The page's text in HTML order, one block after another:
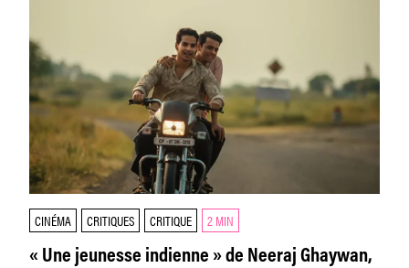
CINÉMA CRITIQUES CRITIQUE 2 MIN
« Une jeunesse indienne » de Neeraj Ghaywan,